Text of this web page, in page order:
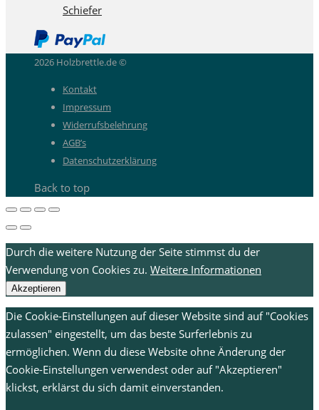
Schiefer
2026 Holzbrettle.de ©
Kontakt
Impressum
Widerrufsbelehrung
AGB’s
Datenschutzerklärung
Back to top
Durch die weitere Nutzung der Seite stimmst du der
Verwendung von Cookies zu. Weitere Informationen
Akzeptieren
Die Cookie-Einstellungen auf dieser Website sind auf "Cookies
zulassen" eingestellt, um das beste Surferlebnis zu
ermöglichen. Wenn du diese Website ohne Änderung der
Cookie-Einstellungen verwendest oder auf "Akzeptieren"
klickst, erklärst du sich damit einverstanden.